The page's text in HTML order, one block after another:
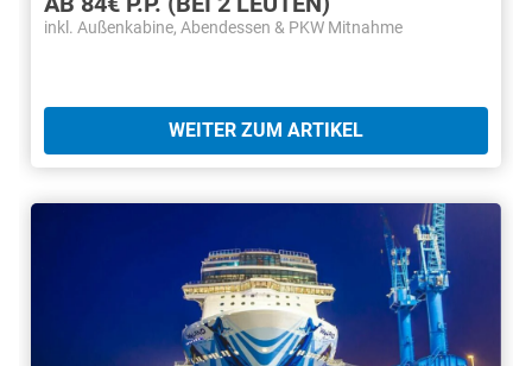
inkl. Außenkabine, Abendessen & PKW Mitnahme
WEITER ZUM ARTIKEL